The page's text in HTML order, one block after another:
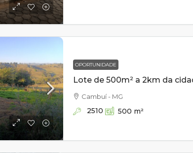
OPORTUNIDADE
Cambuí - MG
2510 500 m²